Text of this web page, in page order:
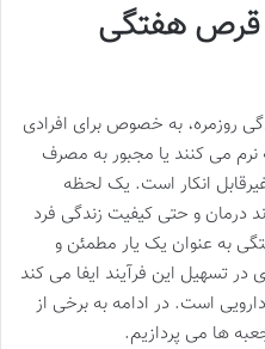
قرص هفتگی
روزمره، به خصوص برای افرادی
می کنند یا مجبور به مصرف
انکار است. یک لحظه
درمان و حتی کیفیت زندگی فرد
به عنوان یک یار مطمئن و
تسهیل این فرآیند ایفا می کند
است. در ادامه به برخی از
ها می پردازیم.